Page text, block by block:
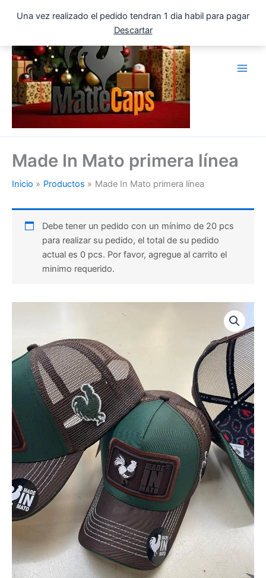
Una vez realizado el pedido tendran 1 dia habil para pagar
Descartar
Made In Mato primera línea
Inicio Productos Made In Mato primera línea
Debe tener un pedido con un mínimo de 20 pcs
para realizar su pedido, el total de su pedido
actual es 0 pcs. Por favor, agregue al carrito el
minimo requerido.